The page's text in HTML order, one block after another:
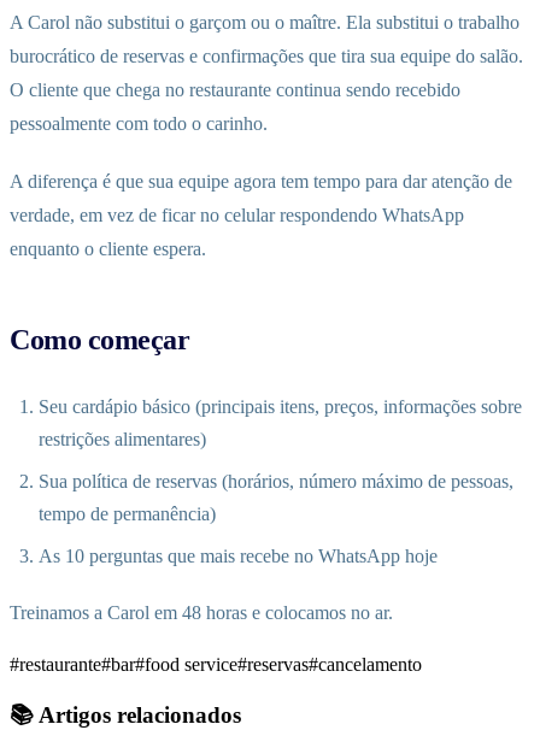
A Carol não substitui o garçom ou o maître. Ela substitui o trabalho
burocrático de reservas e confirmações que tira sua equipe do salão.
O cliente que chega no restaurante continua sendo recebido
pessoalmente com todo o carinho.
A diferença é que sua equipe agora tem tempo para dar atenção de
verdade, em vez de ficar no celular respondendo WhatsApp
enquanto o cliente espera.
Como começar
Seu cardápio básico (principais itens, preços, informações sobre
restrições alimentares)
Sua política de reservas (horários, número máximo de pessoas,
tempo de permanência)
As 10 perguntas que mais recebe no WhatsApp hoje
Treinamos a Carol em 48 horas e colocamos no ar.
#restaurante#bar#food service#reservas#cancelamento
📚 Artigos relacionados